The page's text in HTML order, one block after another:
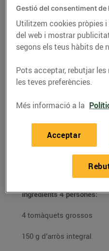
RECEPTES
d'amanida
Ingredients 4 persones:
4 tomàquets grossos
150 g d’arròs integral
Gestió del consentiment de
Utilitzem cookies pròpies i
del web i mostrar
segons els teus hàbits de
Pots acceptar, rebutjar
les teves preferències.
Més informació a la
Acceptar